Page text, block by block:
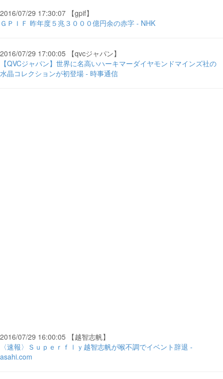
2016/07/29 17:30:07 【gpif】
ＧＰＩＦ 昨年度５兆３０００億円余の赤字 - NHK
2016/07/29 17:00:05 【qvcジャパン】
【QVCジャパン】世界に名高いハーキマーダイヤモンドマインズ社の
水晶コレクションが初登場 - 時事通信
2016/07/29 16:00:05 【越智志帆】
〈速報〉Ｓｕｐｅｒｆｌｙ越智志帆が喉不調でイベント辞退 -
asahi.com